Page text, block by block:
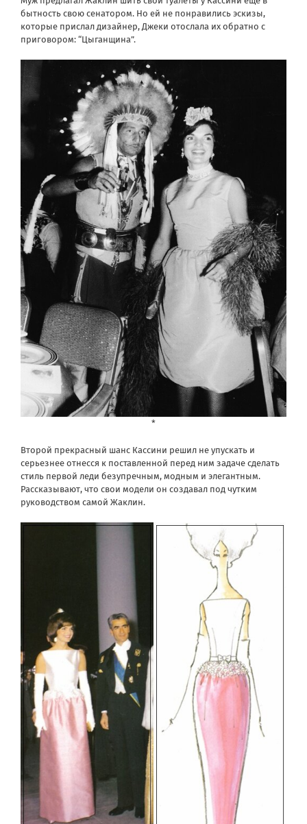
бытность свою сенатором. Но ей не понравились эскизы,
которые прислал дизайнер, Джеки отослала их обратно с
приговором: “Цыганщина”.
*
Второй прекрасный шанс Кассини решил не упускать и
серьезнее отнесся к поставленной перед ним задаче сделать
стиль первой леди безупречным, модным и элегантным.
Рассказывают, что свои модели он создавал под чутким
руководством самой Жаклин.